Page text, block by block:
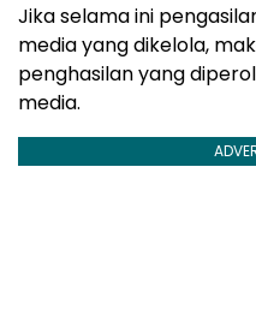
Jika selama ini
media yang dikelola,
penghasilan yang
media.